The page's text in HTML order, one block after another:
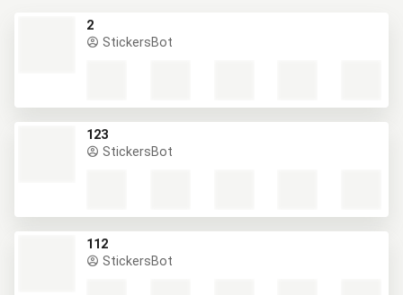
2
StickersBot
123
StickersBot
112
StickersBot